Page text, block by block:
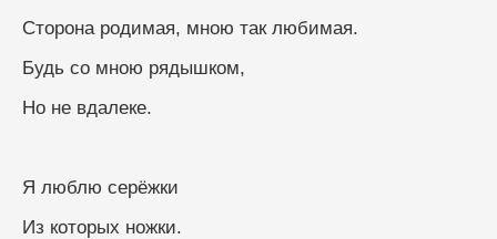
Сторона родимая, мною так любимая.
Будь со мною рядышком,
Но не вдалеке.
Я люблю серёжки
Из которых ножки.